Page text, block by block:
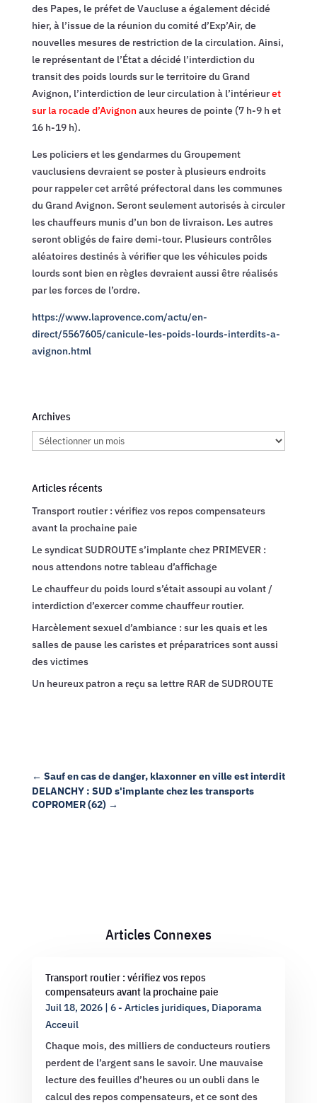
des Papes, le préfet de Vaucluse a également décidé
hier, à l’issue de la réunion du comité d’Exp’Air, de
nouvelles mesures de restriction de la circulation. Ainsi,
le représentant de l’État a décidé l’interdiction du
transit des poids lourds sur le territoire du Grand
Avignon, l’interdiction de leur circulation à l’intérieuret
sur la rocade d’Avignonaux heures de pointe (7 h-9 h et
16 h-19 h).
Les policiers et les gendarmes du Groupement
vauclusiens devraient se poster à plusieurs endroits
pour rappeler cet arrêté préfectoral dans les communes
du Grand Avignon. Seront seulement autorisés à circuler
les chauffeurs munis d’un bon de livraison. Les autres
seront obligés de faire demi-tour. Plusieurs contrôles
aléatoires destinés à vérifier que les véhicules poids
lourds sont bien en règles devraient aussi être réalisés
par les forces de l’ordre.
https://www.laprovence.com/actu/en-
direct/5567605/canicule-les-poids-lourds-interdits-a-
avignon.html
Archives
Archives
Articles récents
Transport routier : vérifiez vos repos compensateurs
avant la prochaine paie
Le syndicat SUDROUTE s’implante chez PRIMEVER :
nous attendons notre tableau d’affichage
Le chauffeur du poids lourd s’était assoupi au volant /
interdiction d’exercer comme chauffeur routier.
Harcèlement sexuel d’ambiance : sur les quais et les
salles de pause les caristes et préparatrices sont aussi
des victimes
Un heureux patron a reçu sa lettre RAR de SUDROUTE
← Sauf en cas de danger, klaxonner en ville est interdit
DELANCHY : SUD s'implante chez les transports
COPROMER (62)→
Articles Connexes
Transport routier : vérifiez vos repos
compensateurs avant la prochaine paie
Juil 18, 2026| 6 - Articles juridiques, Diaporama
Acceuil
Chaque mois, des milliers de conducteurs routiers
perdent de l’argent sans le savoir. Une mauvaise
lecture des feuilles d’heures ou un oubli dans le
calcul des repos compensateurs, et ce sont des